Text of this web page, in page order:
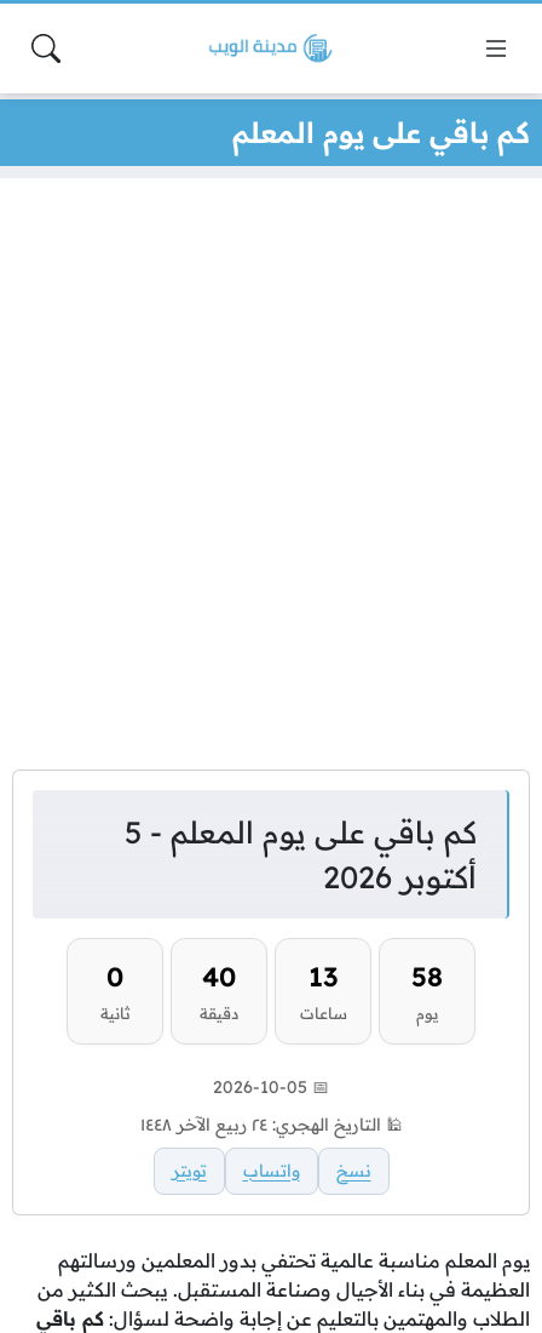
كم باقي على يوم المعلم
كم باقي على يوم المعلم - 5
أكتوبر 2026
58
يوم
13
ساعات
40
دقيقة
0
ثانية
📅 2026-10-05
🕌 التاريخ الهجري: ٢٤ ربيع الآخر ١٤٤٨
نسخ واتساب تويتر
يوم المعلم مناسبة عالمية تحتفي بدور المعلمين ورسالتهم
العظيمة في بناء الأجيال وصناعة المستقبل. يبحث الكثير من
الطلاب والمهتمين بالتعليم عن إجابة واضحة لسؤال: كم باقي